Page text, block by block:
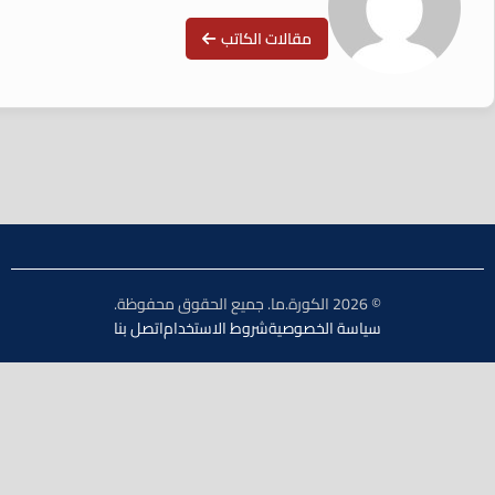
مقالات الكاتب
سياسة الخصوصيةشروط الاستخداماتصل بنا